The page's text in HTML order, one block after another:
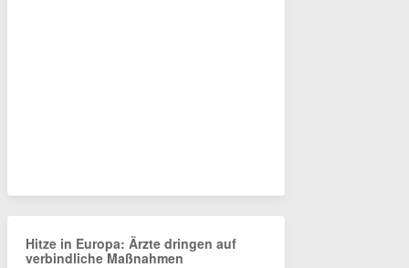
Hitze in Europa: Ärzte dringen auf
verbindliche Maßnahmen